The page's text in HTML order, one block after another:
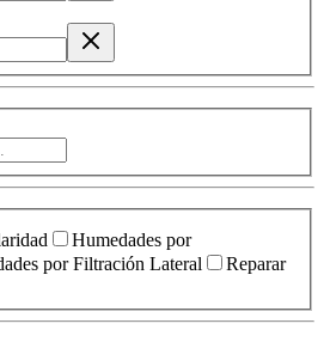
Humedades por
por Filtración Lateral
Reparar